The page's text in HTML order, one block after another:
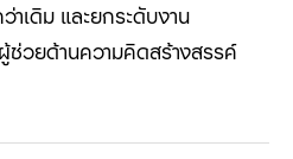
าเดิม และยกระดับงาน
ช่วยด้านความคิดสร้างสรรค์